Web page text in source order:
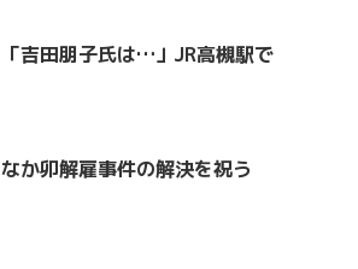
「吉田朋子氏は…」JR高槻駅で
なか卯解雇事件の解決を祝う